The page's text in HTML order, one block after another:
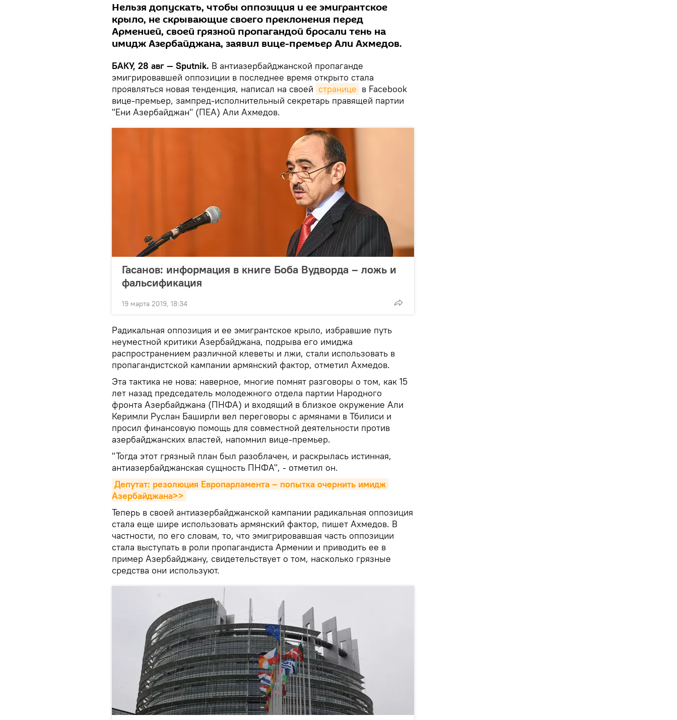
Нельзя допускать, чтобы оппозиция и ее эмигрантское
крыло, не скрывающие своего преклонения перед
Арменией, своей грязной пропагандой бросали тень на
имидж Азербайджана, заявил вице-премьер Али Ахмедов.
БАКУ, 28 авг — Sputnik. В антиазербайджанской пропаганде
эмигрировавшей оппозиции в последнее время открыто стала
проявляться новая тенденция, написал на своей странице в Facebook
вице-премьер, зампред-исполнительный секретарь правящей партии
"Ени Азербайджан" (ПЕА) Али Ахмедов.
Гасанов: информация в книге Боба Вудворда – ложь и
фальсификация
19 марта 2019, 18:34
Радикальная оппозиция и ее эмигрантское крыло, избравшие путь
неуместной критики Азербайджана, подрыва его имиджа
распространением различной клеветы и лжи, стали использовать в
пропагандистской кампании армянский фактор, отметил Ахмедов.
Эта тактика не нова: наверное, многие помнят разговоры о том, как 15
лет назад председатель молодежного отдела партии Народного
фронта Азербайджана (ПНФА) и входящий в близкое окружение Али
Керимли Руслан Баширли вел переговоры с армянами в Тбилиси и
просил финансовую помощь для совместной деятельности против
азербайджанских властей, напомнил вице-премьер.
"Тогда этот грязный план был разоблачен, и раскрылась истинная,
антиазербайджанская сущность ПНФА", - отметил он.
Депутат: резолюция Европарламента – попытка очернить имидж
Азербайджана>>
Теперь в своей антиазербайджанской кампании радикальная оппозиция
стала еще шире использовать армянский фактор, пишет Ахмедов. В
частности, по его словам, то, что эмигрировавшая часть оппозиции
стала выступать в роли пропагандиста Армении и приводить ее в
пример Азербайджану, свидетельствует о том, насколько грязные
средства они используют.